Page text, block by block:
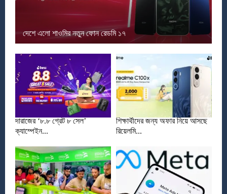
দেশে এলো শাওমির নতুন ফোন রেডমি ১৭
দারাজের ‘৮.৮ গ্রেট ৮ সেল’
ক্যাম্পেইন...
শিক্ষার্থীদের জন্য অফার নিয়ে আসছে
রিয়েলমি...